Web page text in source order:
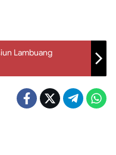
Lambuang